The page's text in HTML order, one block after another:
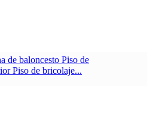
de baloncesto Piso de
Piso de bricolaje...